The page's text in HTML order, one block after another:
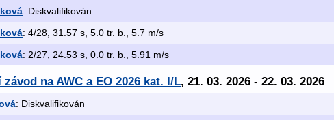
: Diskvalifikován
: 4/28, 31.57 s, 5.0 tr. b., 5.7 m/s
: 2/27, 24.53 s, 0.0 tr. b., 5.91 m/s
na AWC a EO 2026 kat. I/L, 21. 03. 2026 - 22. 03. 2026
: Diskvalifikován